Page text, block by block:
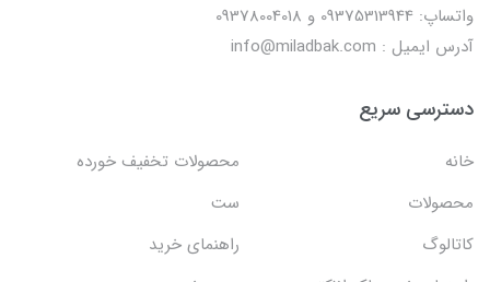
واتساپ: 09375313944 و 09378004018
آدرس ایمیل : info@miladbak.com
دسترسی سریع
خانه
محصولات تخفیف خورده
محصولات
ست
کاتالوگ
راهنمای خرید